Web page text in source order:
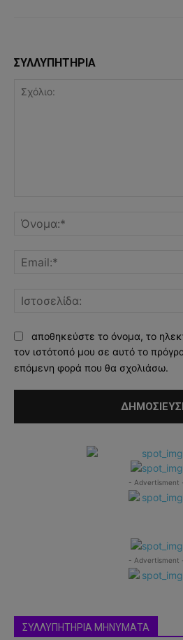
ΣΥΛΛΥΠΗΤΗΡΙΑ
αποθηκεύστε το όνομα, το
τον ιστότοπό μου σε αυτό το
επόμενη φορά που θα σχολιάσω.
- Advertisment
- Advertisment
ΣΥΛΛΥΠΗΤΗΡΙΑ ΜΗΝΥΜΑΤΑ